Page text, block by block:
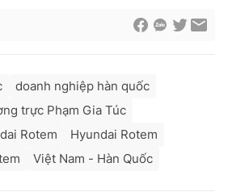
doanh nghiệp hàn quốc
trực Phạm Gia Túc
Rotem
Hyundai Rotem
Việt Nam - Hàn Quốc